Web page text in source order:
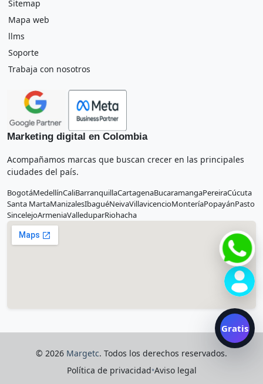
Sitemap
Mapa web
llms
Soporte
Trabaja con nosotros
Marketing digital en Colombia
Acompañamos marcas que buscan crecer en las principales
ciudades del país.
BogotáMedellínCaliBarranquillaCartagenaBucaramangaPereiraCúcuta
Santa MartaManizalesIbaguéNeivaVillavicencioMonteríaPopayánPasto
SincelejoArmeniaValleduparRiohacha
© 2026 Margetc. Todos los derechos reservados.
Política de privacidad•Aviso legal
Gratis